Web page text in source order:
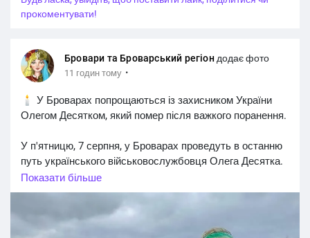
прокоментувати!
Бровари та Броварський регіондодає фото
11 годин тому ·
🕯 У Броварах попрощаються із захисником України
Олегом Десятком, який помер після важкого поранення.
У п'ятницю, 7 серпня, у Броварах проведуть в останню
путь українського військовослужбовця Олега Десятка.
Солдат служив майстром екіпажу безпілотних
авіаційних комплексів у підрозділі ударних БпАК. Після
отриманого бойового поранення він проходив лікування
у медичному закладі Німеччини, однак 15 липня 2026
Показати більше